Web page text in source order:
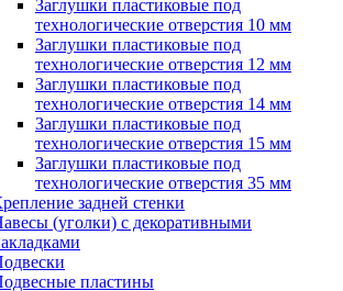
Заглушки пластиковые под
технологические отверстия 10 мм
Заглушки пластиковые под
технологические отверстия 12 мм
Заглушки пластиковые под
технологические отверстия 14 мм
Заглушки пластиковые под
технологические отверстия 15 мм
Заглушки пластиковые под
технологические отверстия 35 мм
задней стенки
(уголки) с декоративными
пластины